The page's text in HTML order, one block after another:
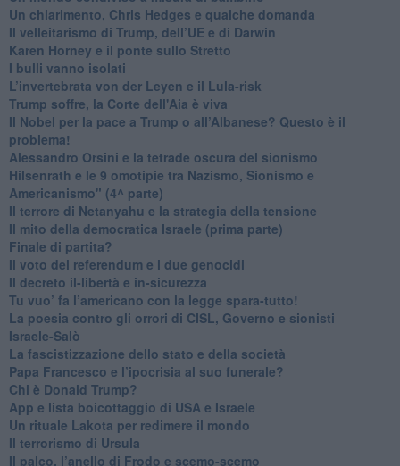
​Un chiarimento, Chris Hedges e qualche domanda
Il velleitarismo di Trump, dell’UE e di Darwin
​Karen Horney e il ponte sullo Stretto
​I bulli vanno isolati
L’invertebrata von der Leyen e il Lula-risk
Trump soffre, la Corte dell'Aia è viva
​Il Nobel per la pace a Trump o all’Albanese? Questo è il
problema!
​Alessandro Orsini e la tetrade oscura del sionismo
​Hilsenrath e le 9 omotipie tra Nazismo, Sionismo e
Americanismo" (4^ parte)
​Il terrore di Netanyahu e la strategia della tensione
Il mito della democratica Israele (prima parte)
​Finale di partita?
​Il voto del referendum e i due genocidi
Il decreto il-libertà e in-sicurezza
Tu vuo’ fa l’americano con la legge spara-tutto!
La poesia contro gli orrori di CISL, Governo e sionisti
Israele-Salò
​La fascistizzazione dello stato e della società
Papa Francesco e l’ipocrisia al suo funerale?
​Chi è Donald Trump?
App e lista boicottaggio di USA e Israele
​Un rituale Lakota per redimere il mondo
Il terrorismo di Ursula
​Il palco, l’anello di Frodo e scemo-scemo